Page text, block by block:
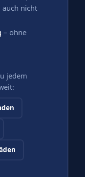
auch nicht
– ohne
jedem